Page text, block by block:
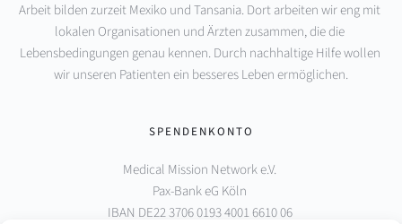
Arbeit bilden zurzeit Mexiko und Tansania. Dort arbeiten wir eng mit
lokalen Organisationen und Ärzten zusammen, die die
Lebensbedingungen genau kennen. Durch nachhaltige Hilfe wollen
wir unseren Patienten ein besseres Leben ermöglichen.
SPENDENKONTO
Medical Mission Network e.V.
Pax-Bank eG Köln
IBAN DE22 3706 0193 4001 6610 06